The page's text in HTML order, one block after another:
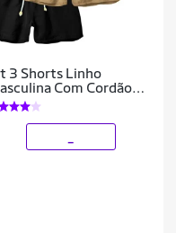
3 Shorts Linho
Com Cordão
Casual Verão